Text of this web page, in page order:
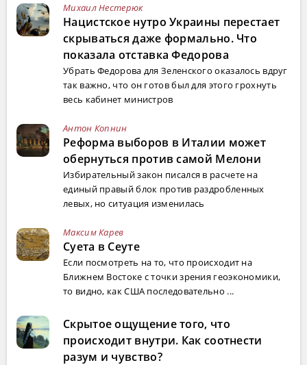
Михаил Нестерюк
Нацистское нутро Украины перестает
скрываться даже формально. Что
показала отставка Федорова
Убрать Федорова для Зеленского оказалось вдруг
так важно, что он готов был для этого грохнуть
весь кабинет министров
Антон Копнин
Реформа выборов в Италии может
обернуться против самой Мелони
Избирательный закон писался в расчете на
единый правый блок против раздробленных
левых, но ситуация изменилась
Максим Карев
Суета в Сеуте
Если посмотреть на то, что происходит на
Ближнем Востоке с точки зрения геоэкономики,
то видно, как США последовательно ...
Скрытое ощущение того, что
происходит внутри. Как соотнести
разум и чувство?